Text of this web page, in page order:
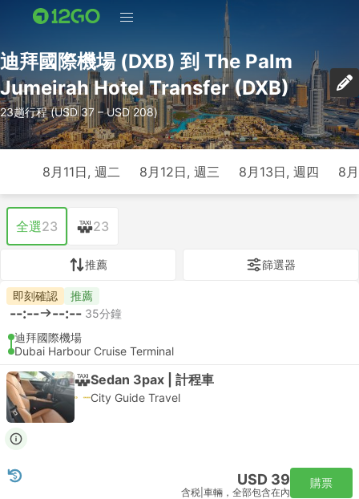
迪拜國際機場 (DXB) 到 The Palm
Jumeirah Hotel Transfer (DXB)
23趟行程 (USD 37 – USD 208)
8月11日, 週二 8月12日, 週三 8月13日, 週四 8
全選23 23
推薦 篩選器
即刻確認 推薦
--:-- --:-- 35分鐘
迪拜國際機場
Dubai Harbour Cruise Terminal
Sedan 3pax | 計程車
City Guide Travel
USD 39
含税 車輛，全部包含在內
購票